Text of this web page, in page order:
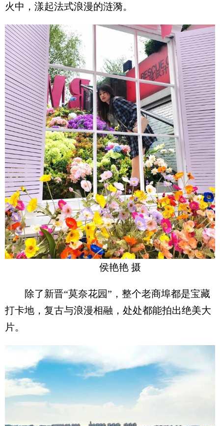
火中，漾起法式浪漫的涟漪。
侯艳艳 摄
除了新晋“莫奈花园”，整个老商埠都是宝藏
打卡地，复古与浪漫相融，处处都能拍出绝美大
片。